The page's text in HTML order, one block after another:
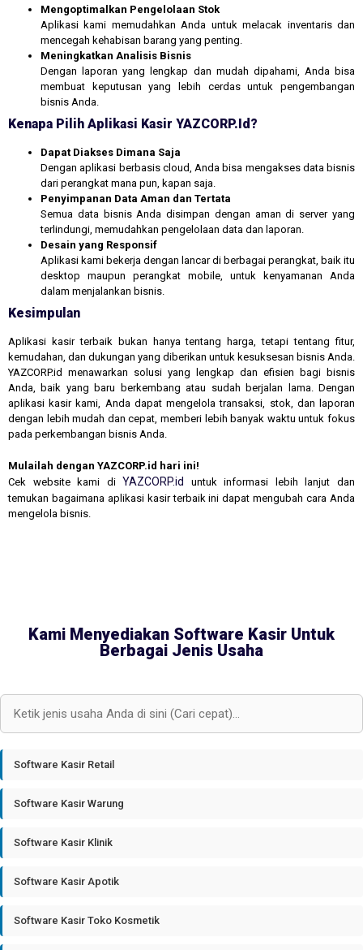
Mengoptimalkan Pengelolaan Stok
Aplikasi kami memudahkan Anda untuk melacak inventaris dan
mencegah kehabisan barang yang penting.
Meningkatkan Analisis Bisnis
Dengan laporan yang lengkap dan mudah dipahami, Anda bisa
membuat keputusan yang lebih cerdas untuk pengembangan
bisnis Anda.
Kenapa Pilih Aplikasi Kasir YAZCORP.id?
Dapat Diakses Dimana Saja
Dengan aplikasi berbasis cloud, Anda bisa mengakses data bisnis
dari perangkat mana pun, kapan saja.
Penyimpanan Data Aman dan Tertata
Semua data bisnis Anda disimpan dengan aman di server yang
terlindungi, memudahkan pengelolaan data dan laporan.
Desain yang Responsif
Aplikasi kami bekerja dengan lancar di berbagai perangkat, baik itu
desktop maupun perangkat mobile, untuk kenyamanan Anda
dalam menjalankan bisnis.
Kesimpulan
Aplikasi kasir terbaik bukan hanya tentang harga, tetapi tentang fitur,
kemudahan, dan dukungan yang diberikan untuk kesuksesan bisnis Anda.
YAZCORP.id menawarkan solusi yang lengkap dan efisien bagi bisnis
Anda, baik yang baru berkembang atau sudah berjalan lama. Dengan
aplikasi kasir kami, Anda dapat mengelola transaksi, stok, dan laporan
dengan lebih mudah dan cepat, memberi lebih banyak waktu untuk fokus
pada perkembangan bisnis Anda.
Mulailah dengan YAZCORP.id hari ini!
Cek website kami di YAZCORP.id
untuk informasi lebih lanjut dan
temukan bagaimana aplikasi kasir terbaik ini dapat mengubah cara Anda
mengelola bisnis.
Kami Menyediakan Software Kasir Untuk
Berbagai Jenis Usaha
Software Kasir Retail
Software Kasir Warung
Software Kasir Klinik
Software Kasir Apotik
Software Kasir Toko Kosmetik